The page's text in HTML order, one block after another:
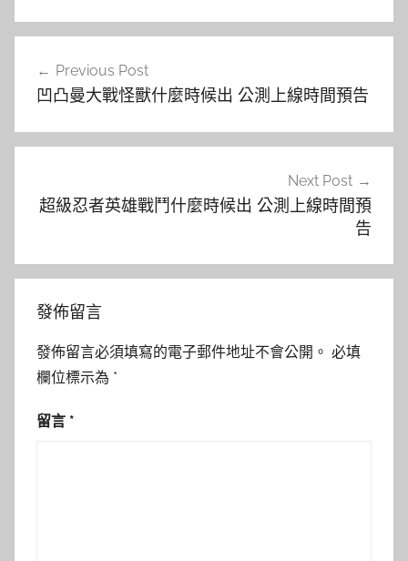
覽
Previous Post
凹凸曼大戰怪獸什麼時候出 公測上線時間預告
Next Post
超級忍者英雄戰鬥什麼時候出 公測上線時間預
告
發佈留言
發佈留言必須填寫的電子郵件地址不會公開。 必填
欄位標示為 *
留言 *